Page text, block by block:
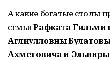
А какие богатые столы
семьиРафката
Аглиулловны
Ахметовича и